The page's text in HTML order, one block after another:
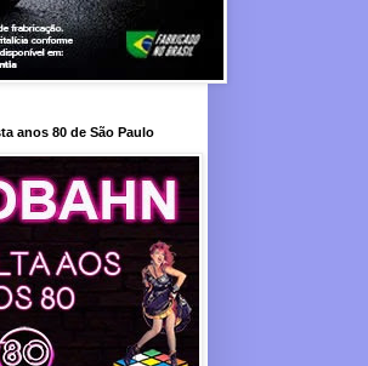
anos 80 de São Paulo